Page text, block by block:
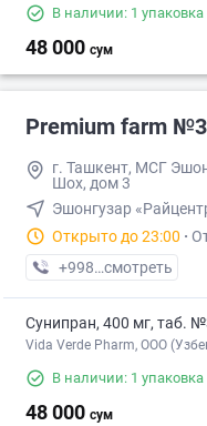
В наличии: 1 упаковка
48 000 сум
Premium farm №3
г. Ташкент, МСГ
Шох, дом 3
Эшонгузар
Открыто до 23:00 ·
+998 (95) XXX-XX-XX
смотреть
Сунипран, 400 мг, таб.
Vida Verde Pharm, ООО
В наличии: 1 упаковка
48 000 сум